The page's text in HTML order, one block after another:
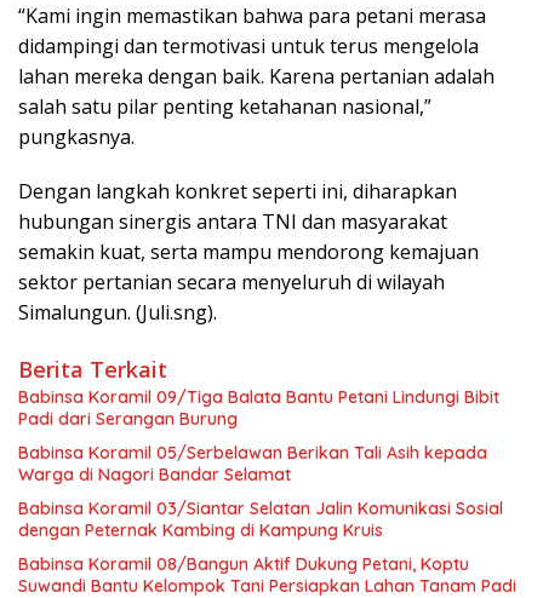
“Kami ingin memastikan bahwa para petani merasa
didampingi dan termotivasi untuk terus mengelola
lahan mereka dengan baik. Karena pertanian adalah
salah satu pilar penting ketahanan nasional,”
pungkasnya.
Dengan langkah konkret seperti ini, diharapkan
hubungan sinergis antara TNI dan masyarakat
semakin kuat, serta mampu mendorong kemajuan
sektor pertanian secara menyeluruh di wilayah
Simalungun. (Juli.sng).
Berita Terkait
Babinsa Koramil 09/Tiga Balata Bantu Petani Lindungi Bibit
Padi dari Serangan Burung
Babinsa Koramil 05/Serbelawan Berikan Tali Asih kepada
Warga di Nagori Bandar Selamat
Babinsa Koramil 03/Siantar Selatan Jalin Komunikasi Sosial
dengan Peternak Kambing di Kampung Kruis
Babinsa Koramil 08/Bangun Aktif Dukung Petani, Koptu
Suwandi Bantu Kelompok Tani Persiapkan Lahan Tanam Padi